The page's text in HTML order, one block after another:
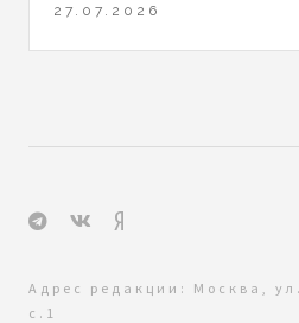
27.07.2026
Адрес редакции: Москва,
с.1